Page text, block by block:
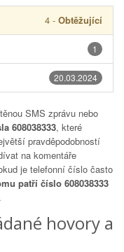
4 - Obtěžující
1
20.03.2024
SMS zprávu nebo
608038333, které
pravděpodobností
na komentáře
je telefonní číslo často
patří číslo 608038333
hovory a